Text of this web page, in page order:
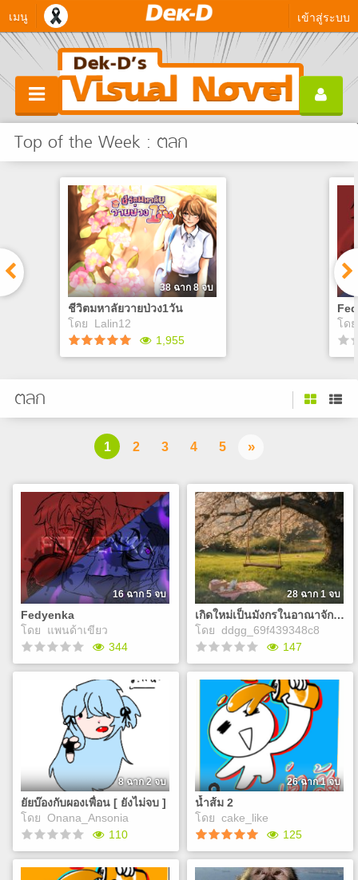
เมนู เข้าสู่ระบบ
Top of the Week : ตลก
ชีวิตมหาลัยวายป่วง1วัน
โดย
Lalin12
38 ฉาก 8 จบ
1,955
และความวุ่นวายเล็ก ๆ ใน
แต่ละวัน ตั้งแต่ก้าวแรกที่เข้า
การใช้ชีวิตท่ามกลางเพื่อนใหม่
ห้องเรียน และสถานที่ที่ค่อย ๆ
กลายเป็นความทรงจำ เรื่อง
ราวสุดแสนบันเทิงภายในรั้ว
มหาวิทยาลัยแห่งนี้ กำลังจะ
เริ่มต้นขึ้น พร้อมการตัดสินใจ
มากมายที่รอให้คุณเลือก และ
เหตุการณ์ไม่คาดคิดที่อาจเกิด
ขึ้นได้ เตรียมตัวพบกับชีวิต
นักศึกษาที่ทั้งสนุก อบอุ่น และ
บางครั้งก็ชวนปวดหัว ไปพร้อม
ๆ กันได้เลย!
Play
โด
ตลก
1 2 3 4 5 »
Fedyenka
โดย
แพนด้าเขียว
16 ฉาก 5 จบ
344
Fedyenka
เมื่อโลกปัจจุบันได้ล่ม
สลายก่อให้ยุคใหม่และเวท
มนต์ก็เกิดขึ้น! และหัวหน้า
อัศวินได้ออกตามหาพ่อของเขา
Play
เกิดใหม่เป็นมังกรในอาณาจักรลอยฟ้า
โดย ddgg_69f439348c8
28 ฉาก 1 จบ
147
เกิดใหม่เป็นมังกรในอาณาจักร
ลอยฟ้า
ผู้เล่นจะได้รับบทเป็นมังกร
ตัวหนึ่งในอาณาจักรแห่ง
ท้องฟ้าโดยมีกษัตริย์ที่เป็น
ปีศาจ หน้าที่ก็คือพูดคุยกับ
กษัตริย์ไปเรื่อยๆนั่นแหละแล้ว
เดินเล่น
ยัยบ๊องกับผองเพื่อน [ ยังไม่จบ ]
โดย Onana_Ansonia
8 ฉาก 2 จบ
110
ยัยบ๊องกับผองเพื่อน [ ยังไม่จบ ]
น้ำส้ม 2
โดย cake_like
26 ฉาก 1 จบ
125
น้ำส้ม 2